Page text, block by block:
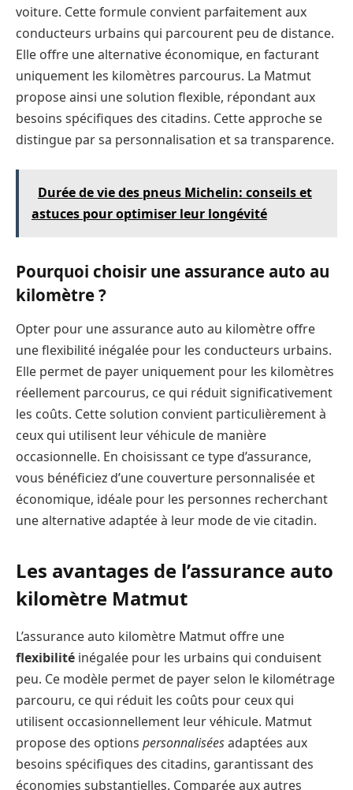
voiture. Cette formule convient parfaitement aux
conducteurs urbains qui parcourent peu de distance.
Elle offre une alternative économique, en facturant
uniquement les kilomètres parcourus. La Matmut
propose ainsi une solution flexible, répondant aux
besoins spécifiques des citadins. Cette approche se
distingue par sa personnalisation et sa transparence.
Durée de vie des pneus Michelin: conseils et
astuces pour optimiser leur longévité
Pourquoi choisir une assurance auto au
kilomètre ?
Opter pour une assurance auto au kilomètre offre
une flexibilité inégalée pour les conducteurs urbains.
Elle permet de payer uniquement pour les kilomètres
réellement parcourus, ce qui réduit significativement
les coûts. Cette solution convient particulièrement à
ceux qui utilisent leur véhicule de manière
occasionnelle. En choisissant ce type d’assurance,
vous bénéficiez d’une couverture personnalisée et
économique, idéale pour les personnes recherchant
une alternative adaptée à leur mode de vie citadin.
Les avantages de l’assurance auto
kilomètre Matmut
L’assurance auto kilomètre Matmut offre une
flexibilité inégalée pour les urbains qui conduisent
peu. Ce modèle permet de payer selon le kilométrage
parcouru, ce qui réduit les coûts pour ceux qui
utilisent occasionnellement leur véhicule. Matmut
propose des options personnaliséesadaptées aux
besoins spécifiques des citadins, garantissant des
économies substantielles. Comparée aux autres